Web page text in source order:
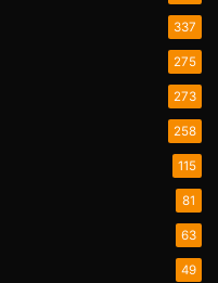
337
275
273
258
115
81
63
49